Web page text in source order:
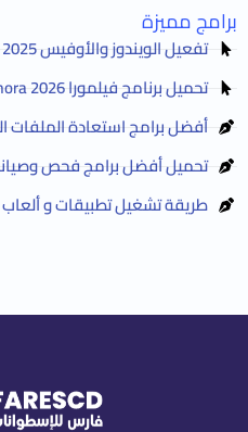
برامج مميزة
تفعيل الويندوز والأوفيس HEU KMS Activator 2025
تحميل برنامج فيلمورا Filmora 2026 مع التفعيل
أفضل برامج استعادة الملفات
تحميل أفضل برامج فحص
طريقة تشغيل تطبيقات و ألعاب